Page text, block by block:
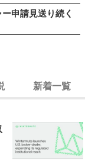
申請見送り続く
新着一覧